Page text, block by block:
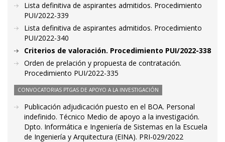
Lista definitiva de aspirantes admitidos. Procedimiento
PUI/2022-339
Lista definitiva de aspirantes admitidos. Procedimiento
PUI/2022-340
Criterios de valoración. Procedimiento PUI/2022-338
Orden de prelación y propuesta de contratación.
Procedimiento PUI/2022-335
CONVOCATORIAS PTGAS DE APOYO A LA INVESTIGACIÓN
Publicación adjudicación puesto en el BOA. Personal
indefinido. Técnico Medio de apoyo a la investigación.
Dpto. Informática e Ingeniería de Sistemas en la Escuela
de Ingeniería y Arquitectura (EINA). PRI-029/2022